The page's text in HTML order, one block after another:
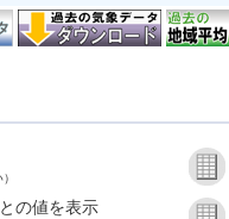
の値を表示